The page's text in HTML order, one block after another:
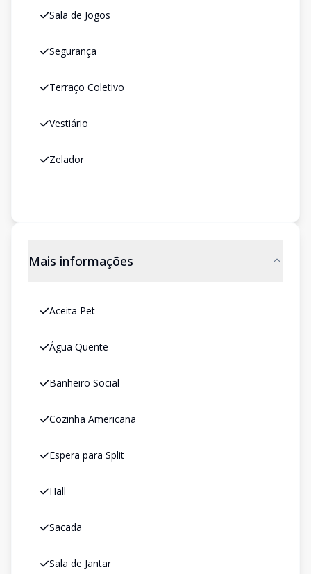
Sala de Jogos
Segurança
Terraço Coletivo
Vestiário
Zelador
Mais informações
Aceita Pet
Água Quente
Banheiro Social
Cozinha Americana
Espera para Split
Hall
Sacada
Sala de Jantar